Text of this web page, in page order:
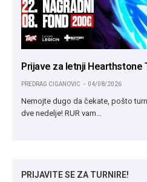
Prijave za letnji Hearthstone
PREDRAG CIGANOVIC 04/08/2026
Nemojte dugo da čekate, pošto
dve nedelje! RUR vam…
PRIJAVITE SE ZA TURNIRE!